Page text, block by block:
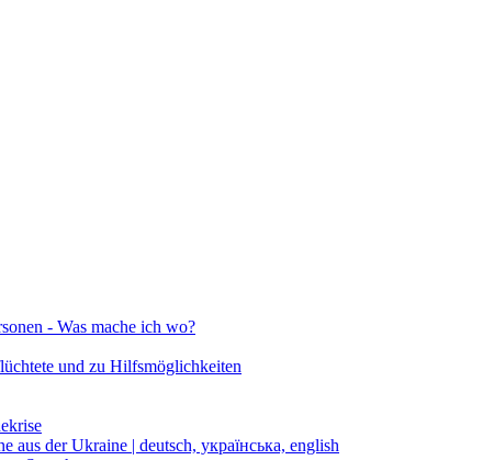
- Was mache ich wo?
und zu Hilfsmöglichkeiten
der Ukraine | deutsch, українська, english